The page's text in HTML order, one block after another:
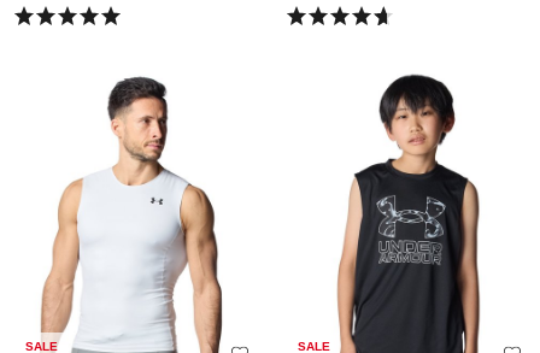
SALE SALE